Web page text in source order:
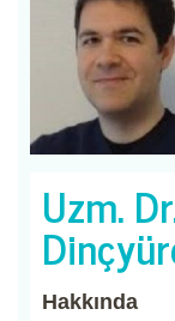
Uzm.
Hakkında